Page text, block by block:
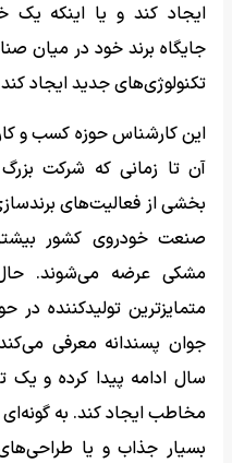
ایجاد کند و یا اینکه یک
جایگاه برند خود در میان
تکنولوژی‌های جدید ایجاد
این کارشناس حوزه کسب و
آن تا زمانی که شرکت
بخشی از فعالیت‌های
صنعت خودروی کشور
مشکی عرضه می‌شوند.
متمایزترین تولیدکننده در
جوان پسندانه معرفی
سال ادامه پیدا کرده و یک
مخاطب ایجاد کند. به
بسیار جذاب و یا طراحی‌های